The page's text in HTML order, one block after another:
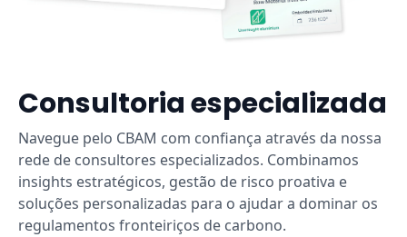
Consultoria especializada
Navegue pelo CBAM com confiança através da nossa
rede de consultores especializados. Combinamos
insights estratégicos, gestão de risco proativa e
soluções personalizadas para o ajudar a dominar os
regulamentos fronteiriços de carbono.